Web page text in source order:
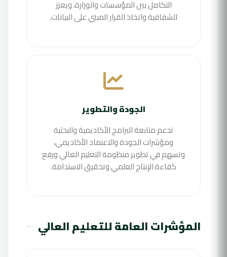
طلب تصريح/إفادة
المكتبة الرقمية العالمية
اشتراك موحد للباحثين للوصول لقواعد البيانات
التكامل بين المؤسسات والوزارة، ويعزز
الشفافية واتخاذ القرار المبني على البيانات.
الجودة والتطوير
تدعم متابعة البرامج الأكاديمية والبحثية
ومؤشرات الجودة والاعتماد الأكاديمي،
وتسهم في تطوير منظومة التعليم العالي ورفع
كفاءة الإنتاج العلمي وتحقيق الاستدامة.
المؤشرات العامة للتعليم العالي